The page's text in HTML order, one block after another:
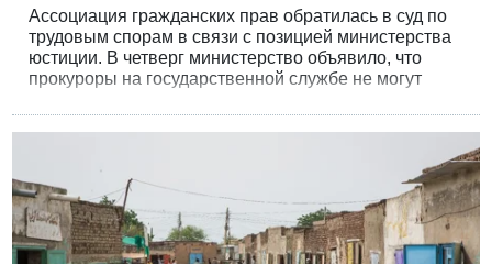
Ассоциация гражданских прав обратилась в суд по
трудовым спорам в связи с позицией министерства
юстиции. В четверг министерство объявило, что
прокуроры на государственной службе не могут